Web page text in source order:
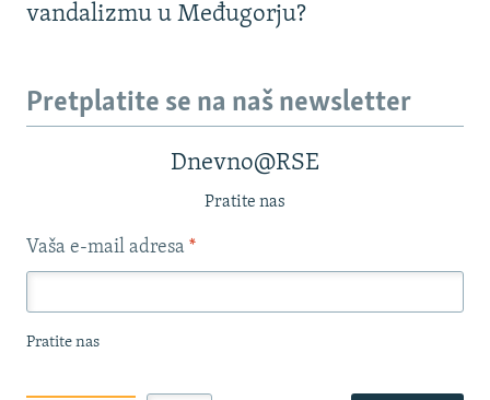
vandalizmu u Međugorju?
Pretplatite se na naš newsletter
Dnevno@RSE
Pratite nas
Vaša e-mail adresa *
Pratite nas